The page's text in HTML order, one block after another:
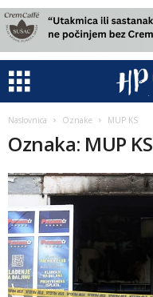
Naslovnica Oznake MUP KS
Oznaka: MUP KS